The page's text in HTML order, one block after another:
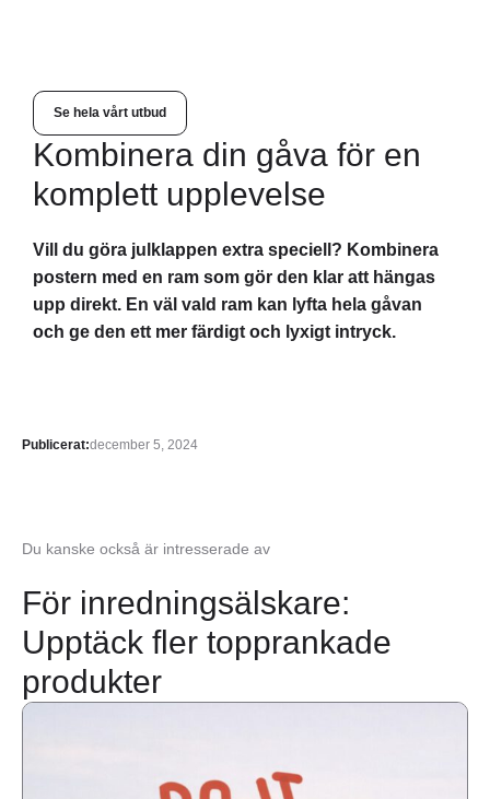
Se hela vårt utbud
Kombinera din gåva för en
komplett upplevelse
Vill du göra julklappen extra speciell? Kombinera
postern med en ram som gör den klar att hängas
upp direkt. En väl vald ram kan lyfta hela gåvan
och ge den ett mer färdigt och lyxigt intryck.
Publicerat:december 5, 2024
Du kanske också är intresserade av
För inredningsälskare:
Upptäck fler topprankade
produkter